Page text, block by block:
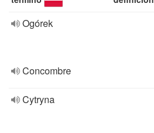
Ogórek
Concombre
Cytryna